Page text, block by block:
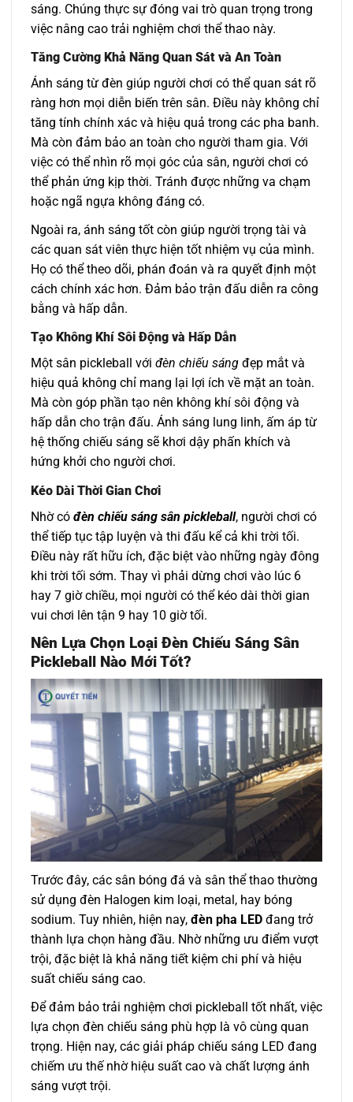
sáng. Chúng thực sự đóng vai trò quan trọng trong
việc nâng cao trải nghiệm chơi thể thao này.
Tăng Cường Khả Năng Quan Sát và An Toàn
Ánh sáng từ đèn giúp người chơi có thể quan sát rõ
ràng hơn mọi diễn biến trên sân. Điều này không chỉ
tăng tính chính xác và hiệu quả trong các pha banh.
Mà còn đảm bảo an toàn cho người tham gia. Với
việc có thể nhìn rõ mọi góc của sân, người chơi có
thể phản ứng kịp thời. Tránh được những va chạm
hoặc ngã ngựa không đáng có.
Ngoài ra, ánh sáng tốt còn giúp người trọng tài và
các quan sát viên thực hiện tốt nhiệm vụ của mình.
Họ có thể theo dõi, phán đoán và ra quyết định một
cách chính xác hơn. Đảm bảo trận đấu diễn ra công
bằng và hấp dẫn.
Tạo Không Khí Sôi Động và Hấp Dẫn
Một sân pickleball với đèn chiếu sáng đẹp mắt và
hiệu quả không chỉ mang lại lợi ích về mặt an toàn.
Mà còn góp phần tạo nên không khí sôi động và
hấp dẫn cho trận đấu. Ánh sáng lung linh, ấm áp từ
hệ thống chiếu sáng sẽ khơi dậy phấn khích và
hứng khởi cho người chơi.
Kéo Dài Thời Gian Chơi
Nhờ có đèn chiếu sáng sân pickleball, người chơi có
thể tiếp tục tập luyện và thi đấu kể cả khi trời tối.
Điều này rất hữu ích, đặc biệt vào những ngày đông
khi trời tối sớm. Thay vì phải dừng chơi vào lúc 6
hay 7 giờ chiều, mọi người có thể kéo dài thời gian
vui chơi lên tận 9 hay 10 giờ tối.
Nên Lựa Chọn Loại Đèn Chiếu Sáng Sân
Pickleball Nào Mới Tốt?
Trước đây, các sân bóng đá và sân thể thao thường
sử dụng đèn Halogen kim loại, metal, hay bóng
sodium. Tuy nhiên, hiện nay, đèn pha LED đang trở
thành lựa chọn hàng đầu. Nhờ những ưu điểm vượt
trội, đặc biệt là khả năng tiết kiệm chi phí và hiệu
suất chiếu sáng cao.
Để đảm bảo trải nghiệm chơi pickleball tốt nhất, việc
lựa chọn đèn chiếu sáng phù hợp là vô cùng quan
trọng. Hiện nay, các giải pháp chiếu sáng LED đang
chiếm ưu thế nhờ hiệu suất cao và chất lượng ánh
sáng vượt trội.